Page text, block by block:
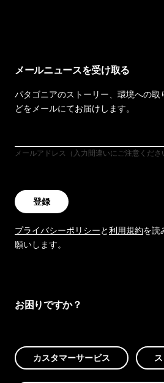
メールニュースを受け取る
パタゴニアのストーリー、環境への
どをメールにてお届けします。
メールアドレス（入力間違いにご注意くださ
登録
プライバシーポリシーと利用規約を読
願いします。
お困りですか？
カスタマーサービス